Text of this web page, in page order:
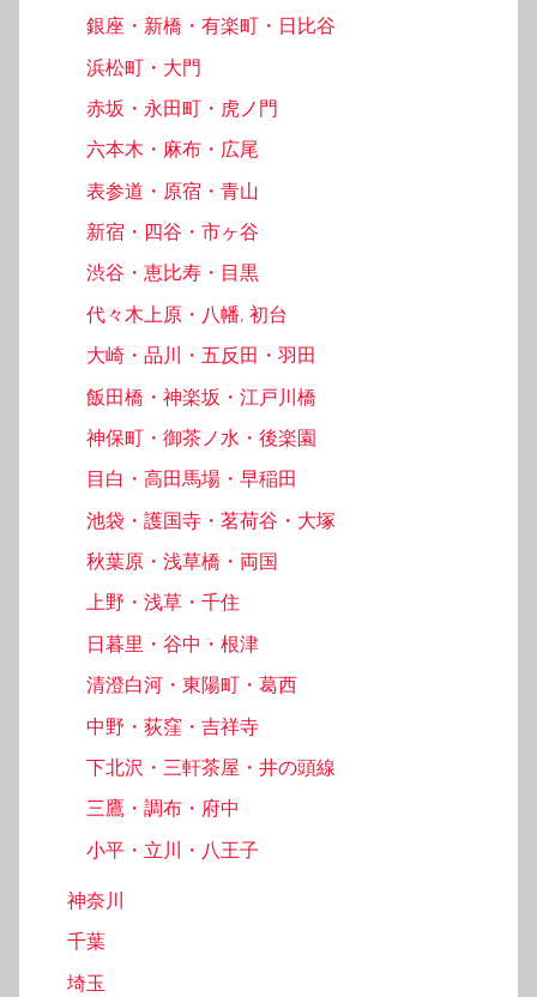
銀座・新橋・有楽町・日比谷
浜松町・大門
赤坂・永田町・虎ノ門
六本木・麻布・広尾
表参道・原宿・青山
新宿・四谷・市ヶ谷
渋谷・恵比寿・目黒
代々木上原・八幡, 初台
大崎・品川・五反田・羽田
飯田橋・神楽坂・江戸川橋
神保町・御茶ノ水・後楽園
目白・高田馬場・早稲田
池袋・護国寺・茗荷谷・大塚
秋葉原・浅草橋・両国
上野・浅草・千住
日暮里・谷中・根津
清澄白河・東陽町・葛西
中野・荻窪・吉祥寺
下北沢・三軒茶屋・井の頭線
三鷹・調布・府中
小平・立川・八王子
神奈川
千葉
埼玉